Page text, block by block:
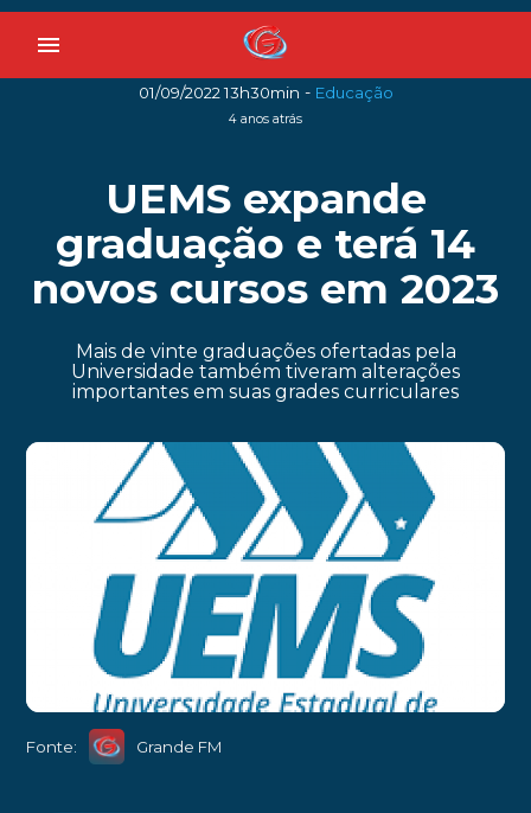
menu
01/09/2022 13h30min - Educação
4 anos atrás
UEMS expande
graduação e terá 14
novos cursos em 2023
Mais de vinte graduações ofertadas pela
Universidade também tiveram alterações
importantes em suas grades curriculares
arte divulgação
Fonte: Grande FM